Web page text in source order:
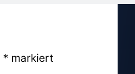
* markiert